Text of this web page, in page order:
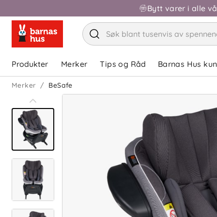
Bytt varer i alle
Produkter Merker Tips og Råd Barnas Hus
Merker BeSafe